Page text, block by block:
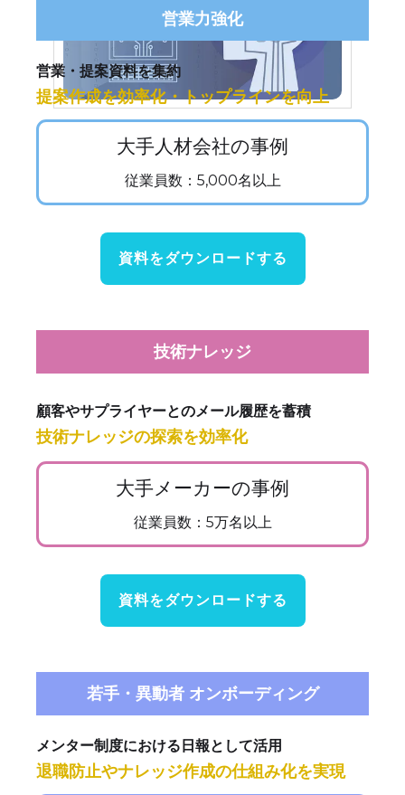
営業力強化
営業・提案資料を集約
提案作成を効率化・トップラインを向上
大手人材会社の事例
従業員数：5,000名以上
資料をダウンロードする
技術ナレッジ
顧客やサプライヤーとのメール履歴を蓄積
技術ナレッジの探索を効率化
大手メーカーの事例
従業員数：5万名以上
資料をダウンロードする
若手・異動者 オンボーディング
メンター制度における日報として活用
退職防止やナレッジ作成の仕組み化を実現